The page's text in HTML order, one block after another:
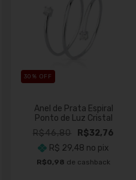
30 % OFF
Anel de Prata Espiral
Ponto de Luz Cristal
R$46,80
R$32,76
R$ 29,48 no pix
R$0,98 de cashback